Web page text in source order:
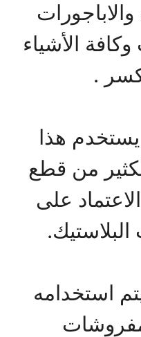
الأشياء
.
يستخدم هذا
من قطع
على
استخدامه